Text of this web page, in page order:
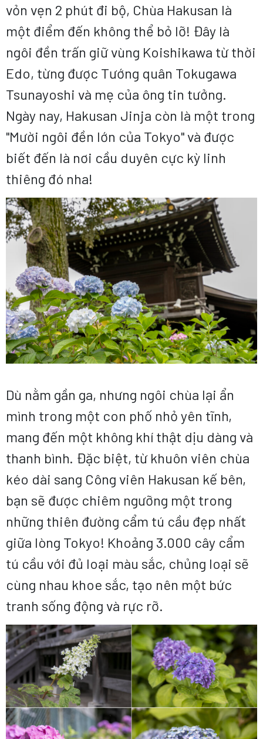
vỏn vẹn 2 phút đi bộ, Chùa Hakusan là
một điểm đến không thể bỏ lỡ! Đây là
ngôi đền trấn giữ vùng Koishikawa từ thời
Edo, từng được Tướng quân Tokugawa
Tsunayoshi và mẹ của ông tin tưởng.
Ngày nay, Hakusan Jinja còn là một trong
"Mười ngôi đền lớn của Tokyo" và được
biết đến là nơi cầu duyên cực kỳ linh
thiêng đó nha!
Dù nằm gần ga, nhưng ngôi chùa lại ẩn
mình trong một con phố nhỏ yên tĩnh,
mang đến một không khí thật dịu dàng và
thanh bình. Đặc biệt, từ khuôn viên chùa
kéo dài sang Công viên Hakusan kế bên,
bạn sẽ được chiêm ngưỡng một trong
những thiên đường cẩm tú cầu đẹp nhất
giữa lòng Tokyo! Khoảng 3.000 cây cẩm
tú cầu với đủ loại màu sắc, chủng loại sẽ
cùng nhau khoe sắc, tạo nên một bức
tranh sống động và rực rỡ.